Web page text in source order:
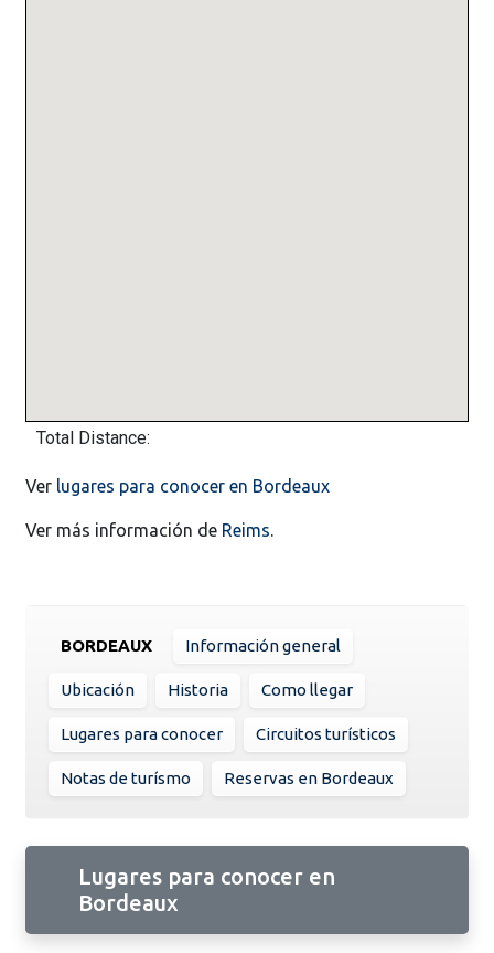
Total Distance:
Ver lugares para conocer en Bordeaux
Ver más información de Reims.
BORDEAUX Información general
Ubicación Historia Como llegar
Lugares para conocer Circuitos turísticos
Notas de turísmo Reservas en Bordeaux
Lugares para conocer en
Bordeaux